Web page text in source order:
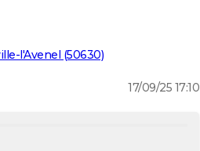
l'Avenel (50630)
17/09/25 17:10